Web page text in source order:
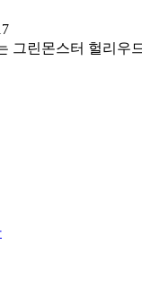
그린몬스터 헐리우